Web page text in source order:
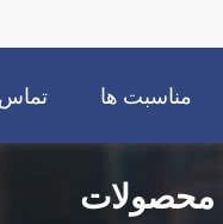
مناسبت ها تماس
محصولات